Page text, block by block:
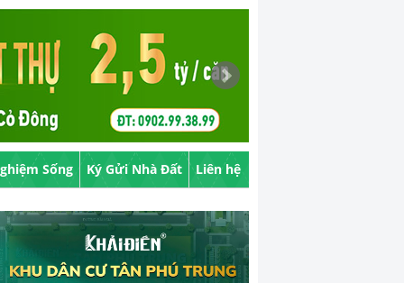
Sống Ký Gửi Nhà Đất Liên hệ